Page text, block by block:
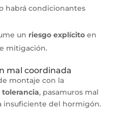
habrá condicionantes
un riesgo explícitoen
mitigación.
mal coordinada
montaje con la
, pasamuros mal
insuficiente del hormigón.